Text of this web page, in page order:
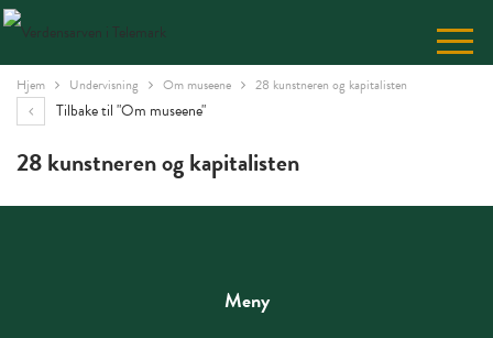
Skip
Content
Hjem Undervisning Om museene 28 kunstneren og kapitalisten
Tilbake til "Om museene"
28 kunstneren og kapitalisten
Meny